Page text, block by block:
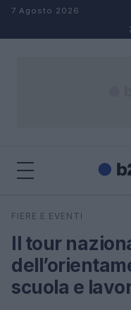
Salta al contenuto
7 Agosto 2026
Cerca
FIERE E EVENTI
Il tour
scuola e